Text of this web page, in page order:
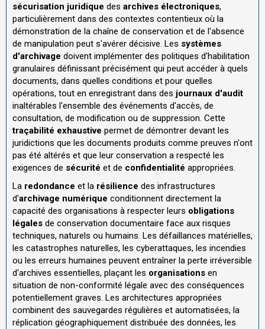
sécurisation juridique des archives électroniques,
particulièrement dans des contextes contentieux où la
démonstration de la chaîne de conservation et de l'absence
de manipulation peut s'avérer décisive. Les systèmes
d'archivage doivent implémenter des politiques d'habilitation
granulaires définissant précisément qui peut accéder à quels
documents, dans quelles conditions et pour quelles
opérations, tout en enregistrant dans des journaux d'audit
inaltérables l'ensemble des événements d'accès, de
consultation, de modification ou de suppression. Cette
traçabilité exhaustive permet de démontrer devant les
juridictions que les documents produits comme preuves n'ont
pas été altérés et que leur conservation a respecté les
exigences de sécurité et de confidentialité appropriées.
La redondance et la résilience des infrastructures
d'archivage numérique conditionnent directement la
capacité des organisations à respecter leurs obligations
légales de conservation documentaire face aux risques
techniques, naturels ou humains. Les défaillances matérielles,
les catastrophes naturelles, les cyberattaques, les incendies
ou les erreurs humaines peuvent entraîner la perte irréversible
d'archives essentielles, plaçant les organisations en
situation de non-conformité légale avec des conséquences
potentiellement graves. Les architectures appropriées
combinent des sauvegardes régulières et automatisées, la
réplication géographiquement distribuée des données, les